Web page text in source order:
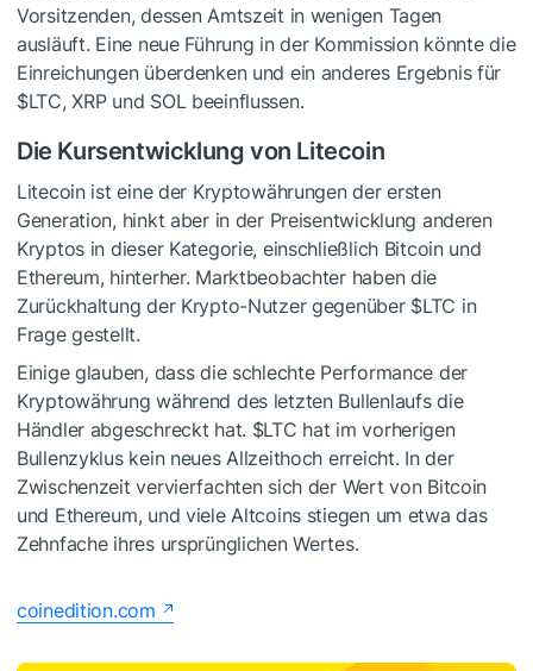
Vorsitzenden, dessen Amtszeit in wenigen Tagen
ausläuft. Eine neue Führung in der Kommission könnte die
Einreichungen überdenken und ein anderes Ergebnis für
$LTC, XRP und SOL beeinflussen.
Die Kursentwicklung von Litecoin
Litecoin ist eine der Kryptowährungen der ersten
Generation, hinkt aber in der Preisentwicklung anderen
Kryptos in dieser Kategorie, einschließlich Bitcoin und
Ethereum, hinterher. Marktbeobachter haben die
Zurückhaltung der Krypto-Nutzer gegenüber $LTC in
Frage gestellt.
Einige glauben, dass die schlechte Performance der
Kryptowährung während des letzten Bullenlaufs die
Händler abgeschreckt hat. $LTC hat im vorherigen
Bullenzyklus kein neues Allzeithoch erreicht. In der
Zwischenzeit vervierfachten sich der Wert von Bitcoin
und Ethereum, und viele Altcoins stiegen um etwa das
Zehnfache ihres ursprünglichen Wertes.
coinedition.com